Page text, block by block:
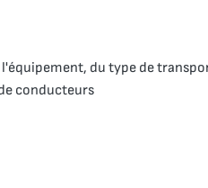
l'équipement, du type de
conducteurs